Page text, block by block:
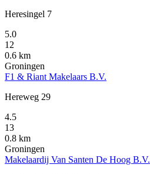
Heresingel 7
5.0
12
0.6 km
Groningen
F1 & Riant Makelaars B.V.
Hereweg 29
4.5
13
0.8 km
Groningen
Makelaardij Van Santen De Hoog B.V.